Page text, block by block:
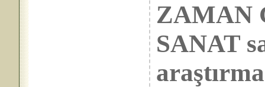
ZAMAN
SANAT